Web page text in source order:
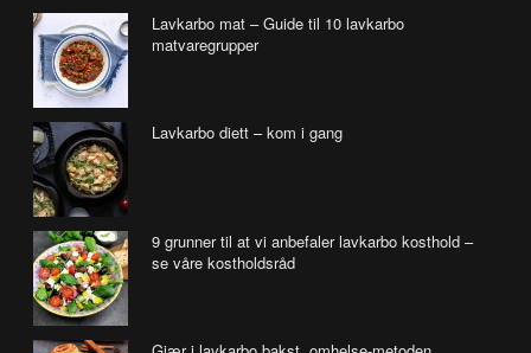
Lavkarbo mat – Guide til 10 lavkarbo
matvaregrupper
Lavkarbo diett – kom i gang
9 grunner til at vi anbefaler lavkarbo kosthold –
se våre kostholdsråd